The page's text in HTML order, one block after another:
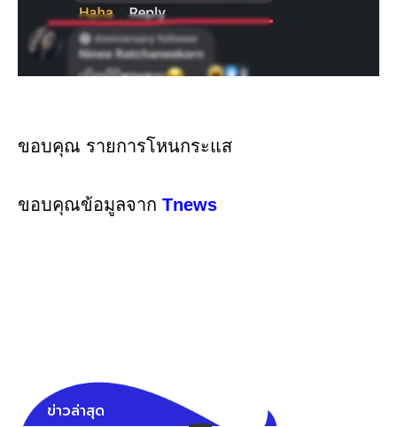
ขอบคุณ รายการโหนกระแส
ขอบคุณข้อมูลจาก Tnews
ข่าวล่าสุด